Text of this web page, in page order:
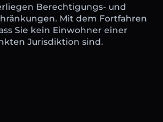
Berechtigungs- und
Mit dem Fortfahren
Sie kein Einwohner einer
Jurisdiktion sind.